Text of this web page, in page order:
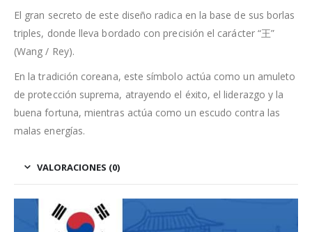
El gran secreto de este diseño radica en la base de sus borlas
triples, donde lleva bordado con precisión el carácter “王”
(Wang / Rey).
En la tradición coreana, este símbolo actúa como un amuleto
de protección suprema, atrayendo el éxito, el liderazgo y la
buena fortuna, mientras actúa como un escudo contra las
malas energías.
VALORACIONES (0)